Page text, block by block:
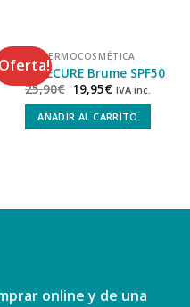
DERMOCOSMÉTICA
SUN SECURE Brume SPF50
25,90€ 19,95€ IVA inc.
AÑADIR AL CARRITO
online y de una